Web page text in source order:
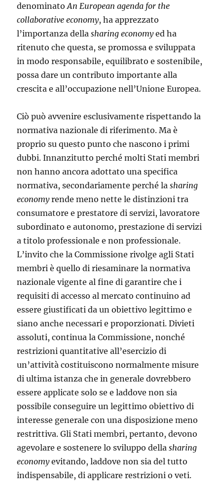
denominatoAn European agenda for the
collaborative economy, ha apprezzato
l’importanza dellasharing economyed ha
ritenuto che questa, se promossa e sviluppata
in modo responsabile, equilibrato e sostenibile,
possa dare un contributo im­portante alla
crescita e all’occupazione nell’Unione Europea.
Ciò può avvenire esclusivamente rispettando la
normativa nazionale di riferimento. Ma è
proprio su questo punto che nascono i primi
dubbi. Innan­zitutto perché molti Stati membri
non hanno ancora adottato una specifica
normativa, secondariamente perché lasharing
economyrende meno nette le distinzioni tra
consumatore e prestatore di servizi, lavoratore
subordinato e autonomo, prestazione di servizi
a titolo professionale e non professionale.
L’invito che la Commissione rivolge agli Stati
membri è quello di riesami­nare la normativa
nazionale vigente al fine di garantire che i
requisiti di ac­cesso al mercato continuino ad
essere giustificati da un obiettivo legittimo e
siano anche necessari e proporzionati. Divieti
assoluti, continua la Commis­sione, nonché
restrizioni quantitative all’esercizio di
un’attività costituiscono normalmente misure
di ultima istanza che in generale dovrebbero
essere ap­plicate solo se e laddove non sia
possibile conseguire un legittimo obiettivo di
interesse generale con una disposizione meno
restrittiva. Gli Stati mem­bri, pertanto, devono
agevolare e sostenere lo sviluppo dellasharing
eco­nomyevitando, laddove non sia del tutto
indispensabile, di applicare restri­zioni o veti.